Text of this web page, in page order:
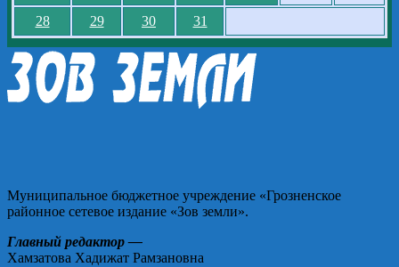
28
29 30 31
Муниципальное бюджетное учреждение «Грозненское
районное сетевое издание «Зов земли».
Главный редактор —
Хамзатова Хадижат Рамзановна